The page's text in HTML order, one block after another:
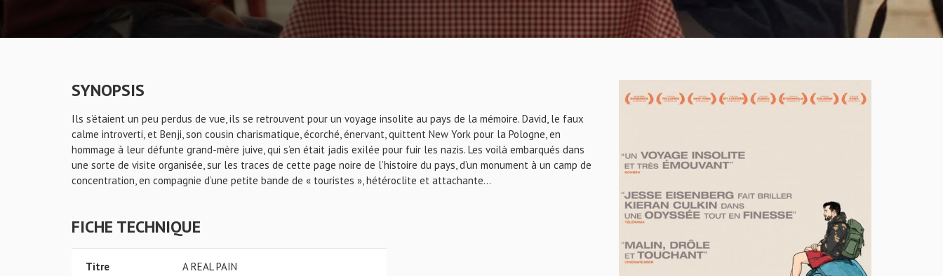
SYNOPSIS
Ils s’étaient un peu perdus de vue, ils se retrouvent pour un voyage insolite au pays de la mémoire. David, le faux
calme introverti, et Benji, son cousin charismatique, écorché, énervant, quittent New York pour la Pologne, en
hommage à leur défunte grand-mère juive, qui s’en était jadis exilée pour fuir les nazis. Les voilà embarqués dans
une sorte de visite organisée, sur les traces de cette page noire de l’histoire du pays, d’un monument à un camp de
concentration, en compagnie d’une petite bande de « touristes », hétéroclite et attachante…
FICHE TECHNIQUE
Titre A REAL PAIN